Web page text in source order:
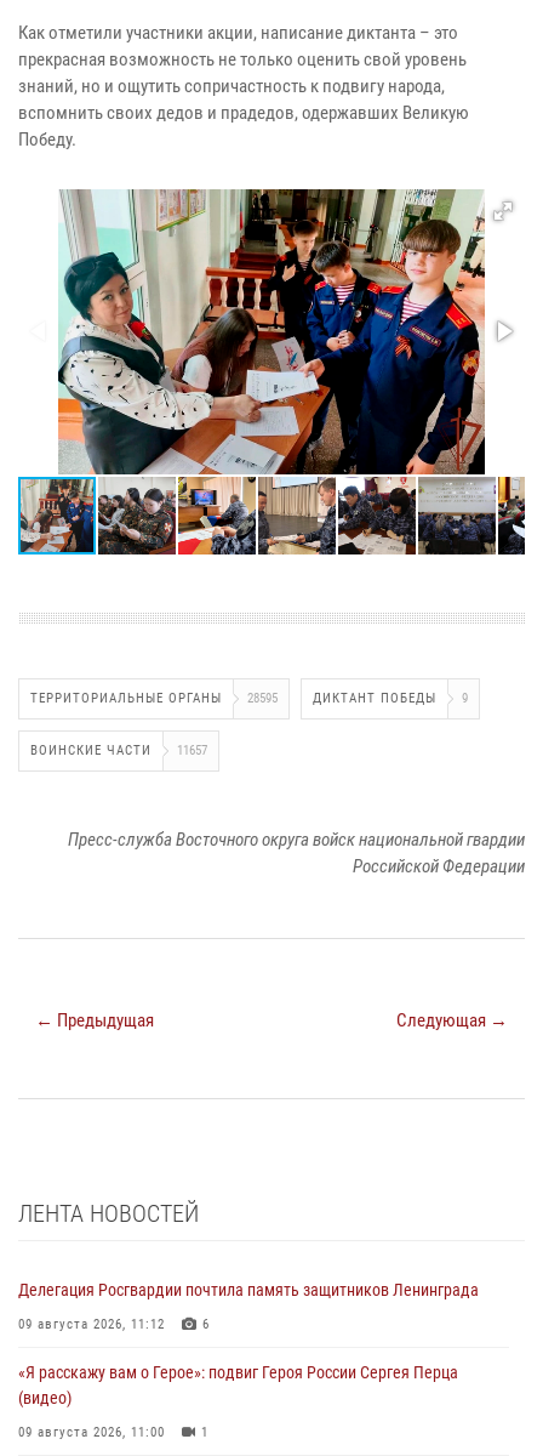
Как отметили участники акции, написание диктанта – это
прекрасная возможность не только оценить свой уровень
знаний, но и ощутить сопричастность к подвигу народа,
вспомнить своих дедов и прадедов, одержавших Великую
Победу.
ТЕРРИТОРИАЛЬНЫЕ ОРГАНЫ 28595 ДИКТАНТ ПОБЕДЫ 9
ВОИНСКИЕ ЧАСТИ 11657
Пресс-служба Восточного округа войск национальной гвардии
Российской Федерации
← Предыдущая Следующая →
ЛЕНТА НОВОСТЕЙ
Делегация Росгвардии почтила память защитников Ленинграда
09 августа 2026, 11:12 6
«Я расскажу вам о Герое»: подвиг Героя России Сергея Перца
(видео)
09 августа 2026, 11:00 1